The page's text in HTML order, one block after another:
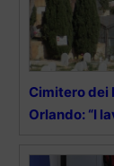
Cimitero dei
Orlando: “I